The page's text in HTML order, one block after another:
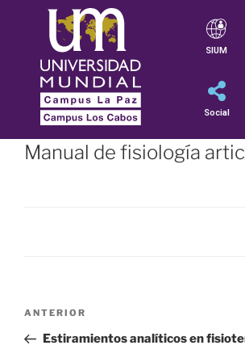
SIUM
Social
Manual de fisiología
ANTERIOR
Estiramientos analíticos en